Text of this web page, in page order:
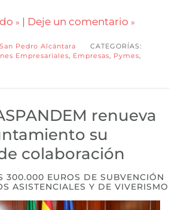
| Deje un comentario
Pedro Alcántara
CATEGORÍAS:
Empresariales Empresas Pymes
renueva
su
colaboración
300.000 EUROS DE SUBVENCIÓN
ASISTENCIALES Y DE VIVERISMO